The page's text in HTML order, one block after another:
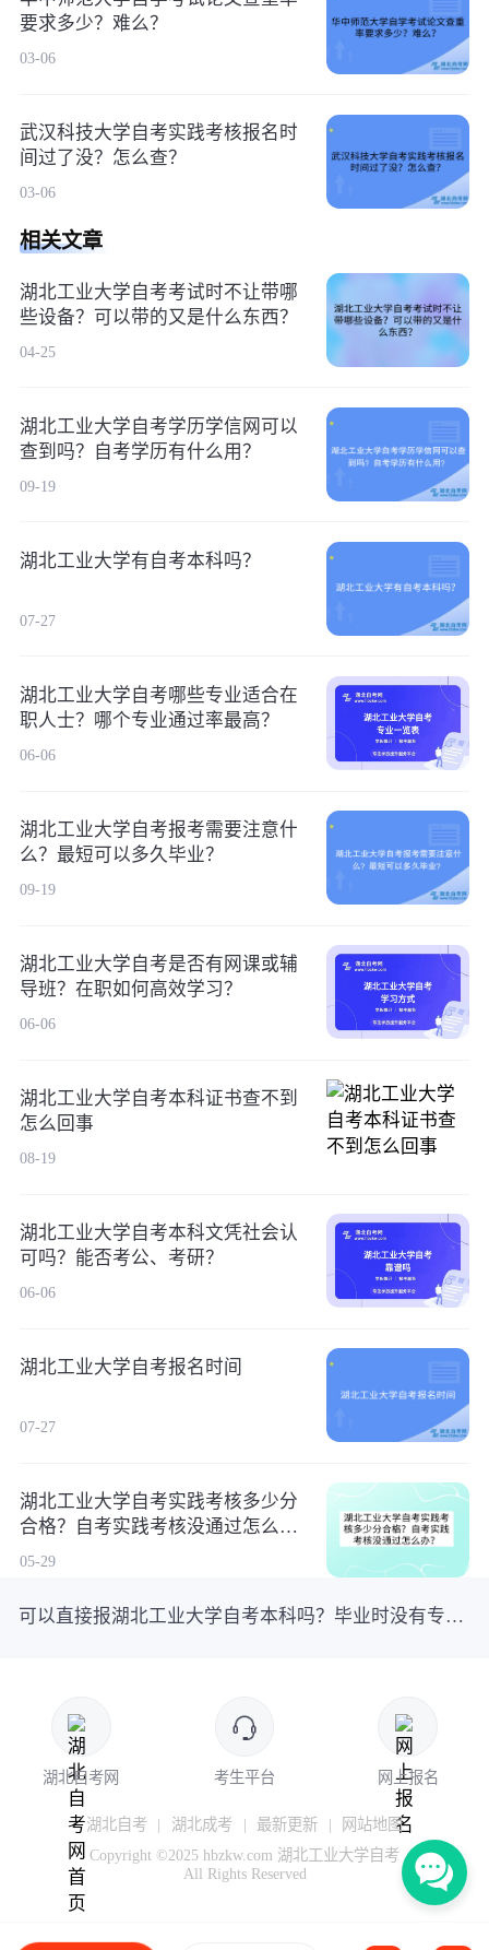
要求多少？难么？
03-06
武汉科技大学自考实践考核报名时
间过了没？怎么查？
03-06
相关文章
湖北工业大学自考考试时不让带哪
些设备？可以带的又是什么东西？
04-25
湖北工业大学自考学历学信网可以
查到吗？自考学历有什么用？
09-19
湖北工业大学有自考本科吗？
07-27
湖北工业大学自考哪些专业适合在
职人士？哪个专业通过率最高？
06-06
湖北工业大学自考报考需要注意什
么？最短可以多久毕业？
09-19
湖北工业大学自考是否有网课或辅
导班？在职如何高效学习？
06-06
湖北工业大学自考本科证书查不到
怎么回事
08-19
湖北工业大学自考本科文凭社会认
可吗？能否考公、考研？
06-06
湖北工业大学自考报名时间
07-27
湖北工业大学自考实践考核多少分
合格？自考实践考核没通过怎么
办？
05-29
可以直接报湖北工业大学自考本科吗？毕业时没有专科学历咋办？
湖北自考网 考生平台 网上报名
湖北自考 | 湖北成考 | 最新更新 |
网站地图
Copyright ©2025 hbzkw.com 湖北工业大学自考
All Rights Reserved